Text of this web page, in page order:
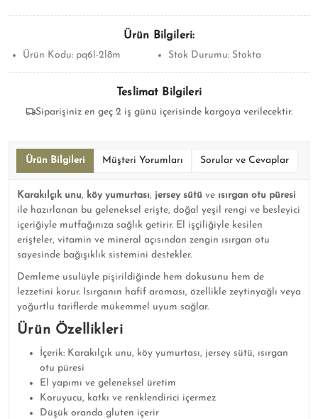
Ürün Bilgileri:
Ürün Kodu: pq6l-2l8m Stok Durumu:Stokta
Teslimat Bilgileri
Siparişiniz en geç 2 iş günü içerisinde kargoya verilecektir.
Ürün Bilgileri Müşteri Yorumları Sorular ve Cevaplar
Karakılçık unu, köy yumurtası, jersey sütü ve ısırgan otu püresi
ile hazırlanan bu geleneksel erişte, doğal yeşil rengi ve besleyici
içeriğiyle mutfağınıza sağlık getirir. El işçiliğiyle kesilen
erişteler, vitamin ve mineral açısından zengin ısırgan otu
sayesinde bağışıklık sistemini destekler.
Demleme usulüyle pişirildiğinde hem dokusunu hem de
lezzetini korur. Isırganın hafif aroması, özellikle zeytinyağlı veya
yoğurtlu tariflerde mükemmel uyum sağlar.
Ürün Özellikleri
İçerik: Karakılçık unu, köy yumurtası, jersey sütü, ısırgan
otu püresi
El yapımı ve geleneksel üretim
Koruyucu, katkı ve renklendirici içermez
Düşük oranda gluten içerir